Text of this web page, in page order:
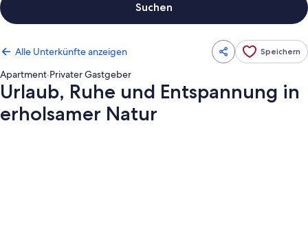
Suchen
Alle Unterkünfte anzeigen Speichern
Apartment·Privater Gastgeber
Urlaub, Ruhe und Entspannung in
erholsamer Natur